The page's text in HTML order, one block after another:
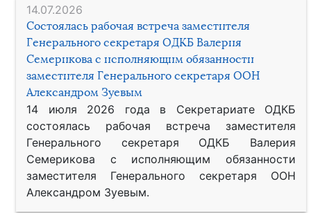
14.07.2026
Состоялась рабочая встреча заместителя
Генерального секретаря ОДКБ Валерия
Семерикова с исполняющим обязанности
заместителя Генерального секретаря ООН
Александром Зуевым
14 июля 2026 года в Секретариате ОДКБ
состоялась рабочая встреча заместителя
Генерального секретаря ОДКБ Валерия
Семерикова с исполняющим обязанности
заместителя Генерального секретаря ООН
Александром Зуевым.